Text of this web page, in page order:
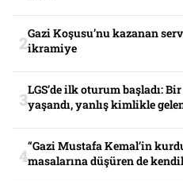
Gazi Koşusu’nu kazanan
ikramiye
LGS’de ilk oturum başladı:
yaşandı, yanlış kimlikle
“Gazi Mustafa Kemal’in
masalarına düşüren de